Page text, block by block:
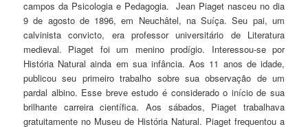
campos da Psicologia e Pedagogia. Jean Piaget nasceu no dia
9 de agosto de 1896, em Neuchâtel, na Suíça. Seu pai, um
calvinista convicto, era professor universitário de Literatura
medieval. Piaget foi um menino prodígio. Interessou-se por
História Natural ainda em sua infância. Aos 11 anos de idade,
publicou seu primeiro trabalho sobre sua observação de um
pardal albino. Esse breve estudo é considerado o início de sua
brilhante carreira científica. Aos sábados, Piaget trabalhava
gratuitamente no Museu de História Natural. Piaget frequentou a